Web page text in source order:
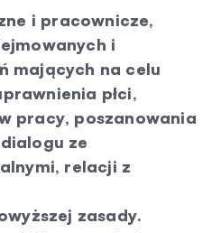
i pracownicze,
i
mających na celu
płci,
pracy, poszanowania
ze
relacji z
zasady.